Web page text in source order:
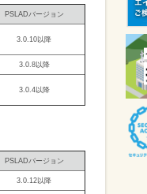
PSLADバージョン
3.0.10以降
3.0.8以降
3.0.4以降
PSLADバージョン
3.0.12以降